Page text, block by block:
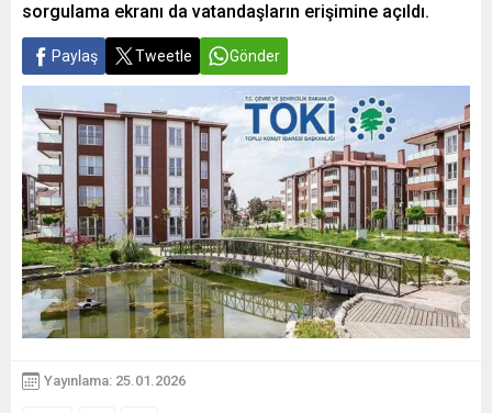
sorgulama ekranı da vatandaşların erişimine açıldı.
Paylaş Tweetle Gönder
Yayınlama: 25.01.2026